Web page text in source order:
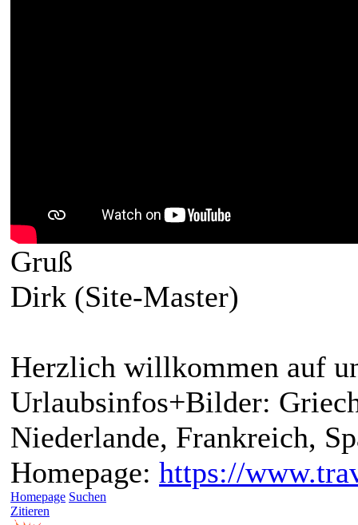
Gruß
Dirk (Site-Master)
Herzlich willkommen auf
Urlaubsinfos+Bilder:
Niederlande, Frankreich,
Homepage: https://
Homepage Suchen
Zitieren